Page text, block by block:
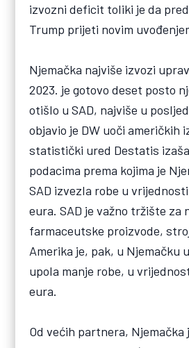
izvozni deficit toliki je da
Trump prijeti novim
Njemačka najviše izvozi
2023. je gotovo deset posto
otišlo u SAD, najviše u
objavio je DW uoči američkih
statistički ured Destatis
podacima prema kojima je
SAD izvezla robe u
eura. SAD je važno tržište za
farmaceutske proizvode,
Amerika je, pak, u Njemačku
upola manje robe, u
eura.
Od većih partnera, Njemačka